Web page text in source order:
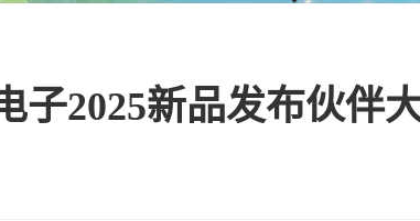
子2025新品发布伙伴